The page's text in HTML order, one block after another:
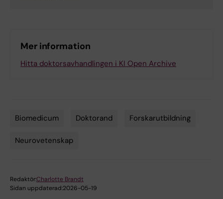
Mer information
Hitta doktorsavhandlingen i KI Open Archive
Biomedicum Doktorand Forskarutbildning
Neurovetenskap
Redaktör:Charlotte Brandt
Sidan uppdaterad:2026-05-19